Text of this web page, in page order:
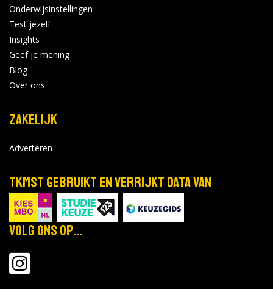
Onderwijsinstellingen
Test jezelf
Insights
Geef je mening
Blog
Over ons
Zakelijk
Adverteren
TKMST gebruikt en verrijkt data van
Volg ons op...